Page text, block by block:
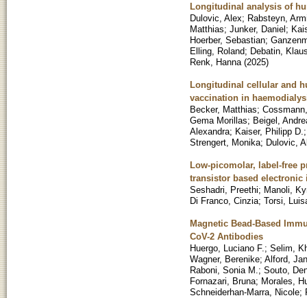
Longitudinal analysis of
Dulovic, Alex; Rabsteyn,
Matthias; Junker, Daniel;
Hoerber, Sebastian;
Elling, Roland; Debatin,
Renk, Hanna (2025)
Longitudinal cellular and
vaccination in
Becker, Matthias;
Gema Morillas; Beigel,
Alexandra; Kaiser, Philipp D.
Strengert, Monika; Dulovic,
Low-picomolar, label-free
transistor based electronic
Seshadri, Preethi; Manoli,
Di Franco, Cinzia; Torsi,
Magnetic Bead-Based
CoV-2 Antibodies
Huergo, Luciano F. ; Selim,
Wagner, Berenike; Alford,
Raboni, Sonia M. ; Souto,
Fornazari, Bruna; Morales,
Schneiderhan-Marra, Nicole;